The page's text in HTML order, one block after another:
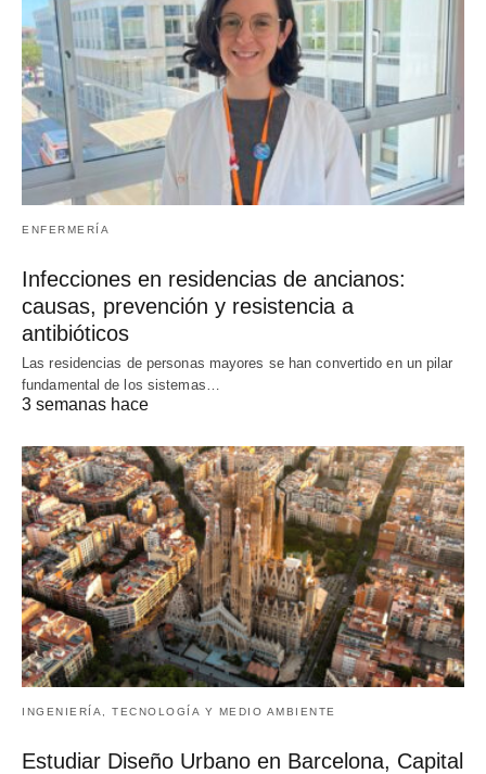
ENFERMERÍA
Infecciones en residencias de ancianos:
causas, prevención y resistencia a
antibióticos
Las residencias de personas mayores se han convertido en un pilar
fundamental de los sistemas…
3 semanas hace
INGENIERÍA, TECNOLOGÍA Y MEDIO AMBIENTE
Estudiar Diseño Urbano en Barcelona, Capital